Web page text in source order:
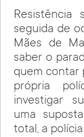
Resistência
seguida de
Mães de
saber o
quem contar
própria
investigar
uma
total, a